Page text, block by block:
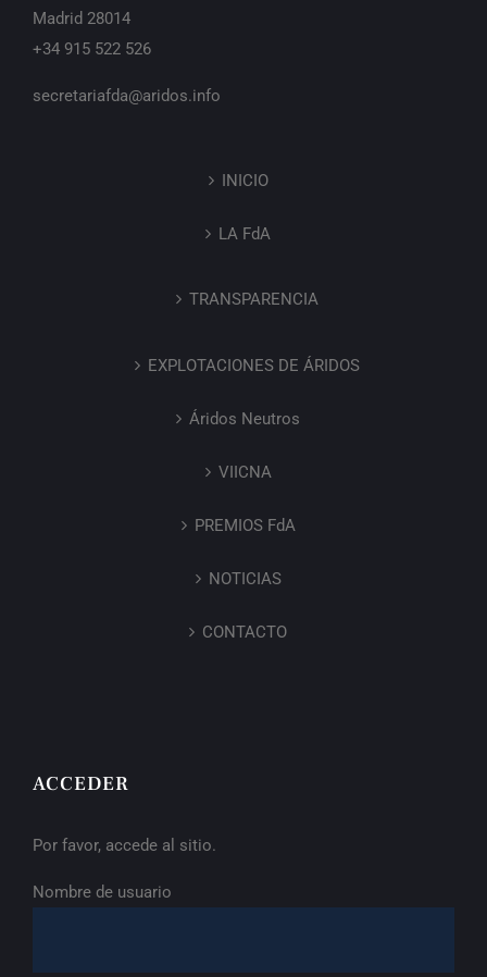
Madrid 28014
+34 915 522 526
secretariafda@aridos.info
INICIO
LA FdA
TRANSPARENCIA
EXPLOTACIONES DE ÁRIDOS
Áridos Neutros
VIICNA
PREMIOS FdA
NOTICIAS
CONTACTO
ACCEDER
Por favor, accede al sitio.
Nombre de usuario